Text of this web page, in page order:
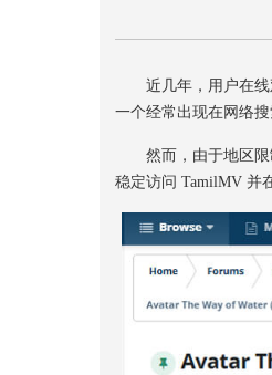
近几年，用户在线
一个经常出现在网络
然而，由于地区限制
稳定访问 TamilMV 并